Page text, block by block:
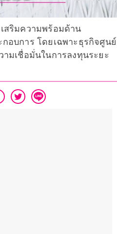
สริมความพร้อมด้าน
อบการ โดยเฉพาะธุรกิจศูนย์
มเชื่อมั่นในการลงทุนระยะ